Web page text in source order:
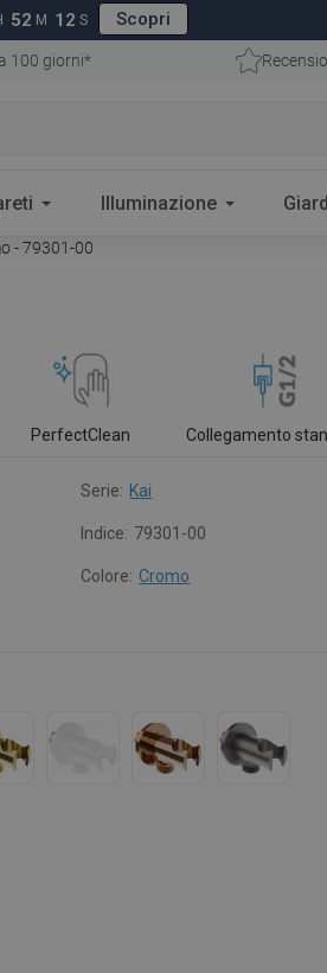
52 M 11 S Scopri
100 giorni*
Illuminazione
- 79301-00
PerfectClean Collegamento
Serie: Kai
Indice: 79301-00
Colore: Cromo